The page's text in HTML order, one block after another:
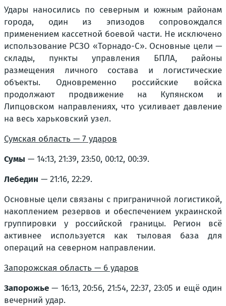
Удары наносились по северным и южным районам
города, один из эпизодов сопровождался
применением кассетной боевой части. Не исключено
использование РСЗО «Торнадо-С». Основные цели —
склады, пункты управления БПЛА, районы
размещения личного состава и логистические
объекты. Одновременно российские войска
продолжают продвижение на Купянском и
Липцовском направлениях, что усиливает давление
на весь харьковский узел.
Сумская область — 7 ударов
Сумы — 14:13, 21:39, 23:50, 00:12, 00:39.
Лебедин — 21:16, 22:29.
Основные цели связаны с приграничной логистикой,
накоплением резервов и обеспечением украинской
группировки у российской границы. Регион всё
активнее используется как тыловая база для
операций на северном направлении.
Запорожская область — 6 ударов
Запорожье — 16:13, 20:56, 21:54, 22:37, 23:05 и ещё один
вечерний удар.